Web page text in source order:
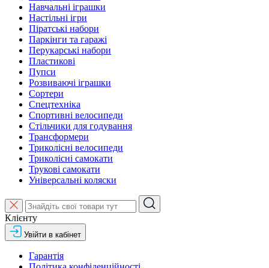
Навчальні іграшки
Настільні ігри
Піратські набори
Паркінги та гаражі
Перукарські набори
Пластикові
Пупси
Розвиваючі іграшки
Сортери
Спецтехніка
Спортивні велосипеди
Стільчики для годування
Трансформери
Триколісні велосипеди
Триколісні самокати
Трукові самокати
Універсальні коляски
Клієнту
Увійти в кабінет
Гарантія